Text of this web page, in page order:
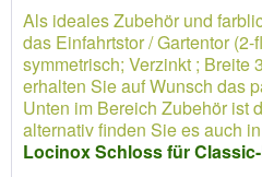
Als ideales Zubehör und
das Einfahrtstor / Gartentor
symmetrisch; Verzinkt ; Breite
erhalten Sie auf Wunsch das
Unten im Bereich Zubehör ist
alternativ finden Sie es auch
Locinox Schloss für